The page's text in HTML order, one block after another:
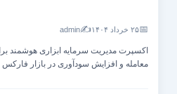
۲۵ خرداد ۱۴۰۴ ✍️
admin
اکسپرت مدیریت سرمایه ابزاری هوشمند
معامله و افزایش سودآوری در بازار فارکس